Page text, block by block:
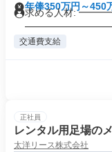
年俸350万円～450
求める人材:
交通費支給
正社員
レンタル用足場の
太洋リース株式会社